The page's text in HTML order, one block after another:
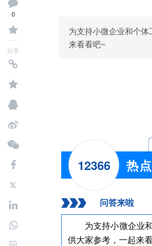
0
分享
为支持小微企业和个
来看看吧~
12366 热
问答来啦
为支持小微企业
供大家参考，一起来